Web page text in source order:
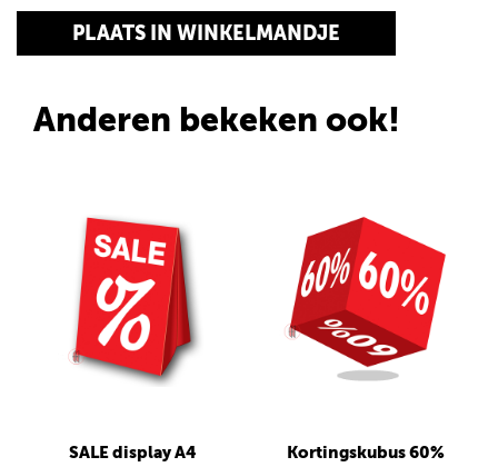
Anderen bekeken ook!
SALE display A4 Kortingskubus 60%